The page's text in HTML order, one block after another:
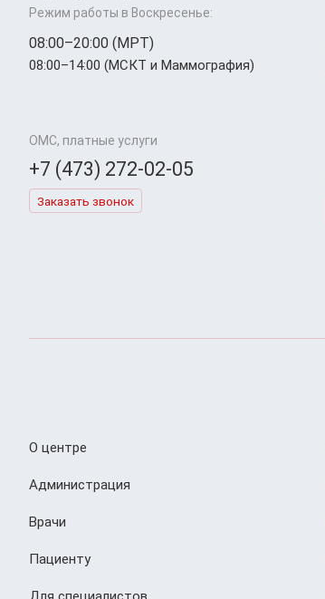
Режим работы в Воскресенье:
08:00–20:00 (МРТ)
08:00–14:00 (МСКТ и Маммография)
ОМС, платные услуги
+7 (473) 272-02-05
Заказать звонок
О центре
Администрация
Врачи
Пациенту